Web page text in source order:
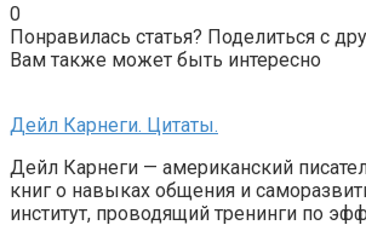
0
Понравилась статья? Поделиться с
Вам также может быть интересно
Дейл Карнеги. Цитаты.
Дейл Карнеги — американский
книг о навыках общения и
институт, проводящий тренинги по